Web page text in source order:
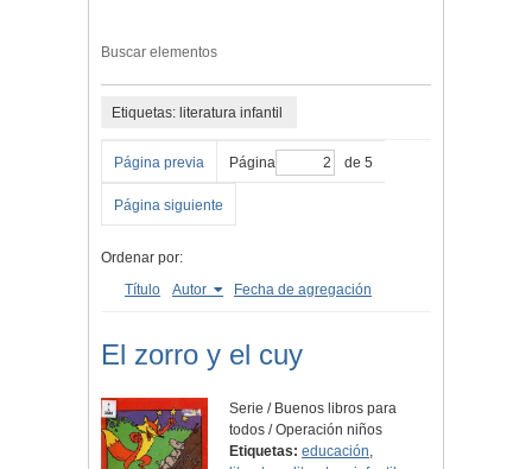
Buscar elementos
Etiquetas: literatura infantil
Página previa Página de 5
Página siguiente
Ordenar por:
Título
Autor Fecha de agregación
El zorro y el cuy
Serie / Buenos libros para
todos / Operación niños
Etiquetas: educación,